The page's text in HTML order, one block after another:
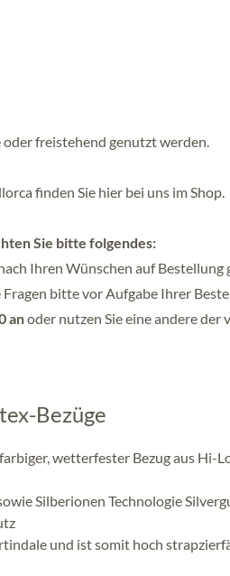
oder freistehend genutzt werden.
finden Sie hier bei uns im Shop.
Sie bitte folgendes:
Ihren Wünschen auf
bitte vor Aufgabe Ihrer
anoder nutzen Sie eine andere
Bezüge
wetterfester Bezug aus Hi-
Silberionen Technologie
und ist somit hoch